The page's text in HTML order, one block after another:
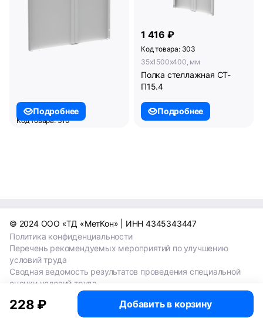
228 ₽ Добавить в корзину
3 375 ₽
Код товара: 310
Подробнее
1 416 ₽
Код товара: 303
35x1500x400, мм
Полка стеллажная СТ-
П15.4
Подробнее
© 2024 ООО «ТД «МетКон» | ИНН 4345343447
Политика конфиденциальности
Перечень рекомендуемых мероприятий по улучшению
условий труда
Сводная ведомость результатов проведения специальной
оценки условий труда
Сводная ведомость результатов проведения специальной
оценки условий труда 2024